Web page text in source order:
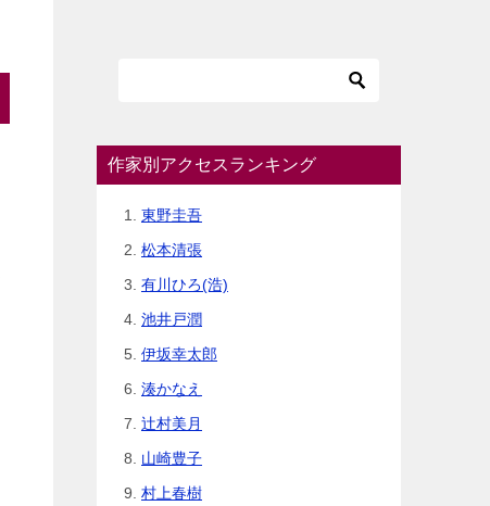
作家別アクセスランキング
東野圭吾
松本清張
有川ひろ(浩)
池井戸潤
伊坂幸太郎
湊かなえ
辻村美月
山崎豊子
村上春樹